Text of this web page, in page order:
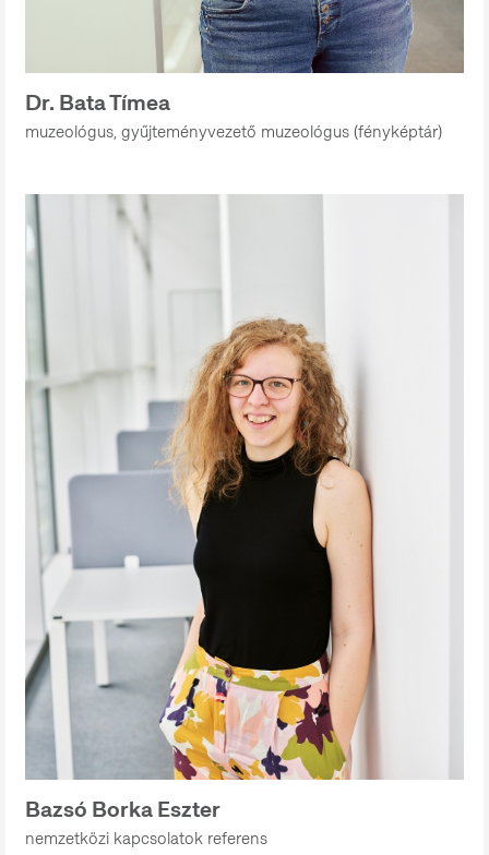
Dr. Bata Tímea
muzeológus, gyűjteményvezető muzeológus (fényképtár)
Bazsó Borka Eszter
nemzetközi kapcsolatok referens